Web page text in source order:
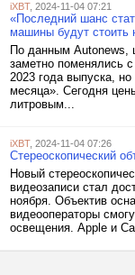
iXBT, 2024-11-04 07:21
«Последний шанс
машины будут стоить
По данным Autonews,
заметно поменялись
2023 года выпуска,
месяца». Сегодня
литровым...
iXBT, 2024-11-04 07:26
Стереоскопический
Новый
видеозаписи стал
ноября. Объектив
видеооператоры
освещения. Apple и